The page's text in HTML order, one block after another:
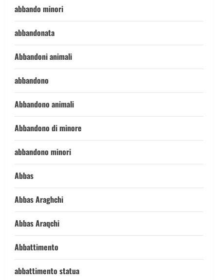
abbando minori
abbandonata
Abbandoni animali
abbandono
Abbandono animali
Abbandono di minore
abbandono minori
Abbas
Abbas Araghchi
Abbas Araqchi
Abbattimento
abbattimento statua